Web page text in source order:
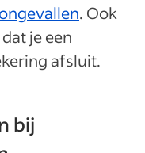
. Ook
je een
afsluit.
bij